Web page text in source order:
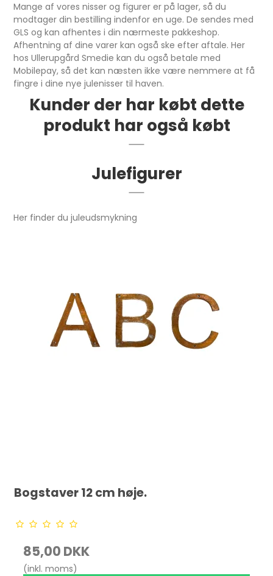
Mange af vores nisser og figurer er på lager, så du
modtager din bestilling indenfor en uge. De sendes med
GLS og kan afhentes i din nærmeste pakkeshop.
Afhentning af dine varer kan også ske efter aftale. Her
hos Ullerupgård Smedie kan du også betale med
Mobilepay, så det kan næsten ikke være nemmere at få
fingre i dine nye julenisser til haven.
Kunder der har købt dette
produkt har også købt
Julefigurer
Her finder du juleudsmykning
Bogstaver 12 cm høje.
85,00 DKK
(inkl. moms)